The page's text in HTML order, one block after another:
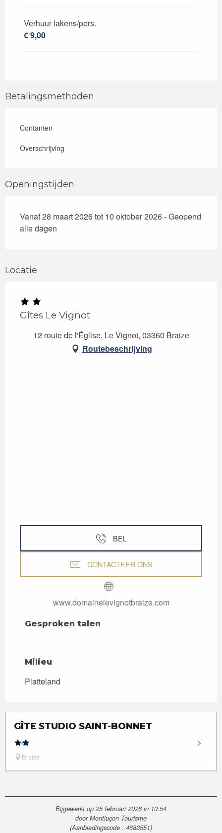
Verhuur lakens/pers.
€ 9,00
Betalingsmethoden
Contanten
Overschrijving
Openingstijden
Vanaf 28 maart 2026 tot 10 oktober 2026 - Geopend
alle dagen
Locatie
Gîtes Le Vignot
12 route de l'Église, Le Vignot, 03360 Braize
Routebeschrijving
BEL
CONTACTEER ONS
www.domainelevignotbraize.com
Gesproken talen
Gesproken talen
Milieu
Milieu
Platteland
GÎTE STUDIO SAINT-BONNET
Braize
Bijgewerkt op 25 februari 2026 in 10:54
door Montluçon Tourisme
(Aanbiedingscode : 4683551)